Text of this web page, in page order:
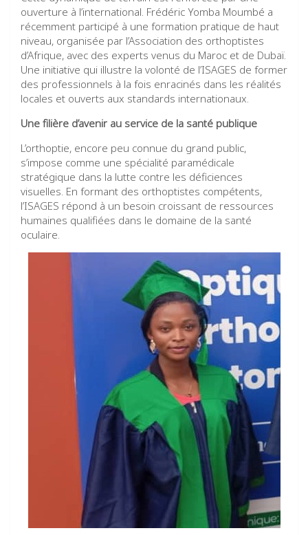
ouverture à l’international. Frédéric Yomba Moumbé a
récemment participé à une formation pratique de haut
niveau, organisée par l’Association des orthoptistes
d’Afrique, avec des experts venus du Maroc et de Dubaï.
Une initiative qui illustre la volonté de l’ISAGES de former
des professionnels à la fois enracinés dans les réalités
locales et ouverts aux standards internationaux.
Une filière d’avenir au service de la santé publique
L’orthoptie, encore peu connue du grand public,
s’impose comme une spécialité paramédicale
stratégique dans la lutte contre les déficiences
visuelles. En formant des orthoptistes compétents,
l’ISAGES répond à un besoin croissant de ressources
humaines qualifiées dans le domaine de la santé
oculaire.